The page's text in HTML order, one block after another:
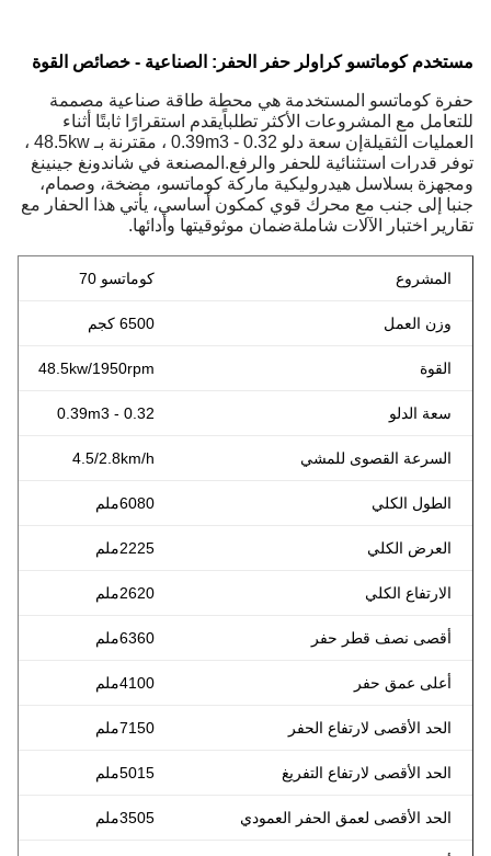
مستخدم كوماتسو كراولر حفر الحفر: الصناعية - خصائص القوة
حفرة كوماتسو المستخدمة هي محطة طاقة صناعية مصممة
للتعامل مع المشروعات الأكثر تطلباًيقدم استقرارًا ثابتًا أثناء
العمليات الثقيلةإن سعة دلو 0.32 - 0.39m3 ، مقترنة بـ 48.5kw ،
توفر قدرات استثنائية للحفر والرفع.المصنعة في شاندونغ جينينغ
ومجهزة بسلاسل هيدروليكية ماركة كوماتسو، مضخة، وصمام،
جنبا إلى جنب مع محرك قوي كمكون أساسي، يأتي هذا الحفار مع
تقارير اختبار الآلات شاملةضمان موثوقيتها وأدائها.
المشروع كوماتسو 70
وزن العمل 6500 كجم
القوة 48.5kw/1950rpm
سعة الدلو 0.32 - 0.39m3
السرعة القصوى للمشي 4.5/2.8km/h
الطول الكلي 6080ملم
العرض الكلي 2225ملم
الارتفاع الكلي 2620ملم
أقصى نصف قطر حفر 6360ملم
أعلى عمق حفر 4100ملم
الحد الأقصى لارتفاع الحفر 7150ملم
الحد الأقصى لارتفاع التفريغ 5015ملم
الحد الأقصى لعمق الحفر العمودي 3505ملم